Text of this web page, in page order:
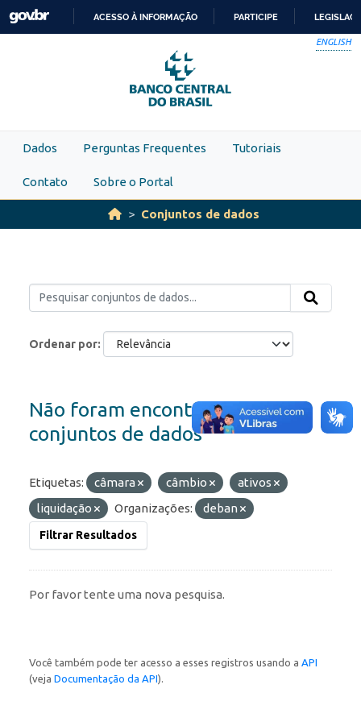
Skip to main content
PARA
O
CONTEÚDO
ACESSO À INFORMAÇÃO PARTICIPE
ENGLISH
Dados Perguntas Frequentes Tutoriais
Contato Sobre o Portal
Conjuntos de dados
Ordenar por
Não foram encontrados
conjuntos de dados
Etiquetas: câmara câmbio
ativos
liquidação
Organizações: deban
Filtrar Resultados
Por favor tente uma nova pesquisa.
Você também pode ter acesso a esses registros usando a API
(veja Documentação da API).